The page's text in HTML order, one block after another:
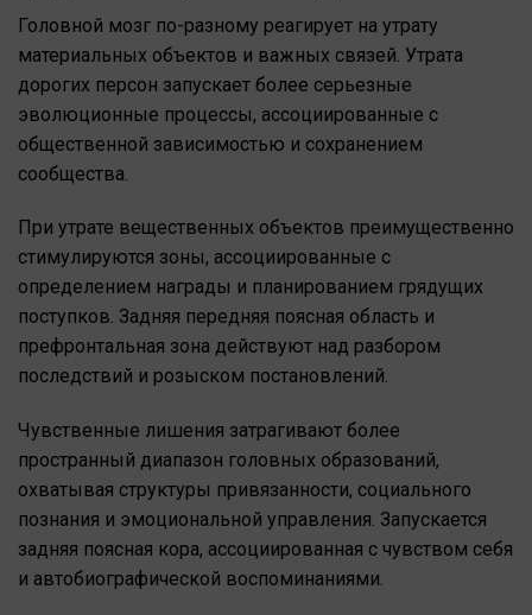
Головной мозг по-разному реагирует на утрату
материальных объектов и важных связей. Утрата
дорогих персон запускает более серьезные
эволюционные процессы, ассоциированные с
общественной зависимостью и сохранением
сообщества.
При утрате вещественных объектов преимущественно
стимулируются зоны, ассоциированные с
определением награды и планированием грядущих
поступков. Задняя передняя поясная область и
префронтальная зона действуют над разбором
последствий и розыском постановлений.
Чувственные лишения затрагивают более
пространный диапазон головных образований,
охватывая структуры привязанности, социального
познания и эмоциональной управления. Запускается
задняя поясная кора, ассоциированная с чувством себя
и автобиографической воспоминаниями.